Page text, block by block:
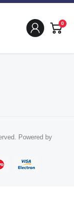
0
Powered by